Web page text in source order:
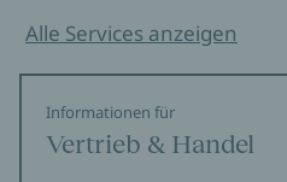
Alle Services anzeigen
Informationen für
Vertrieb & Handel